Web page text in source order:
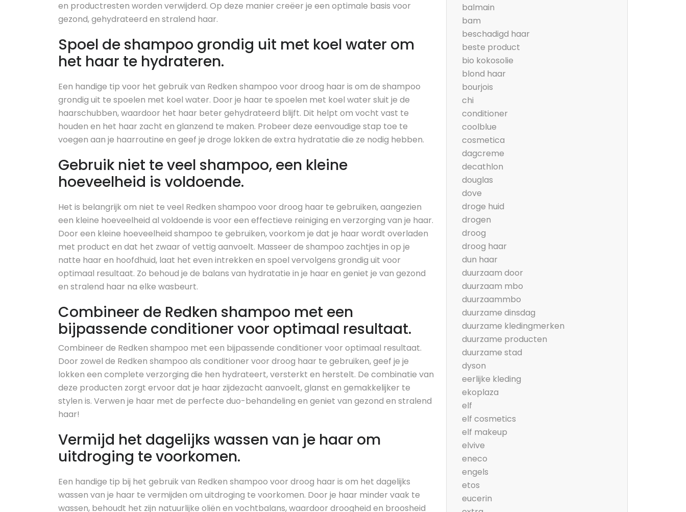
en productresten worden verwijderd. Op deze manier creëer je een optimale basis voor
gezond, gehydrateerd en stralend haar.
Spoel de shampoo grondig uit met koel water om
het haar te hydrateren.
Een handige tip voor het gebruik van Redken shampoo voor droog haar is om de shampoo
grondig uit te spoelen met koel water. Door je haar te spoelen met koel water sluit je de
haarschubben, waardoor het haar beter gehydrateerd blijft. Dit helpt om vocht vast te
houden en het haar zacht en glanzend te maken. Probeer deze eenvoudige stap toe te
voegen aan je haarroutine en geef je droge lokken de extra hydratatie die ze nodig hebben.
Gebruik niet te veel shampoo, een kleine
hoeveelheid is voldoende.
Het is belangrijk om niet te veel Redken shampoo voor droog haar te gebruiken, aangezien
een kleine hoeveelheid al voldoende is voor een effectieve reiniging en verzorging van je haar.
Door een kleine hoeveelheid shampoo te gebruiken, voorkom je dat je haar wordt overladen
met product en dat het zwaar of vettig aanvoelt. Masseer de shampoo zachtjes in op je
natte haar en hoofdhuid, laat het even intrekken en spoel vervolgens grondig uit voor
optimaal resultaat. Zo behoud je de balans van hydratatie in je haar en geniet je van gezond
en stralend haar na elke wasbeurt.
Combineer de Redken shampoo met een
bijpassende conditioner voor optimaal resultaat.
Combineer de Redken shampoo met een bijpassende conditioner voor optimaal resultaat.
Door zowel de Redken shampoo als conditioner voor droog haar te gebruiken, geef je je
lokken een complete verzorging die hen hydrateert, versterkt en herstelt. De combinatie van
deze producten zorgt ervoor dat je haar zijdezacht aanvoelt, glanst en gemakkelijker te
stylen is. Verwen je haar met de perfecte duo-behandeling en geniet van gezond en stralend
haar!
Vermijd het dagelijks wassen van je haar om
uitdroging te voorkomen.
Een handige tip bij het gebruik van Redken shampoo voor droog haar is om het dagelijks
wassen van je haar te vermijden om uitdroging te voorkomen. Door je haar minder vaak te
wassen, behoudt het zijn natuurlijke oliën en vochtbalans, waardoor droogheid en broosheid
balmain
bam
beschadigd haar
beste product
bio kokosolie
blond haar
bourjois
chi
conditioner
coolblue
cosmetica
dagcreme
decathlon
douglas
dove
droge huid
drogen
droog
droog haar
dun haar
duurzaam door
duurzaam mbo
duurzaammbo
duurzame dinsdag
duurzame kledingmerken
duurzame producten
duurzame stad
dyson
eerlijke kleding
ekoplaza
elf
elf cosmetics
elf makeup
elvive
eneco
engels
etos
eucerin